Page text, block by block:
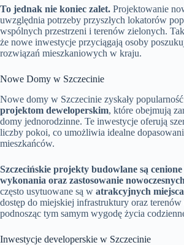
To jednak nie koniec zalet. Projektowanie
uwzględnia potrzeby przyszłych lokatorów
wspólnych przestrzeni i terenów zielonych.
że nowe inwestycje przyciągają osoby
rozwiązań mieszkaniowych w kraju.
Nowe Domy w Szczecinie
Nowe domy w Szczecinie zyskały
projektom deweloperskim, które obejmują
domy jednorodzinne. Te inwestycje oferują
liczby pokoi, co umożliwia idealne
mieszkańców.
Szczecińskie projekty budowlane są
wykonania oraz zastosowanie
często usytuowane są w atrakcyjnych
dostęp do miejskiej infrastruktury oraz
podnosząc tym samym wygodę życia
Inwestycje developerskie w Szczecinie